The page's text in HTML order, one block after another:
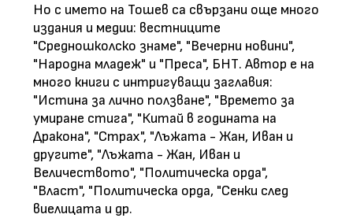
Но с името на Тошев са свързани още много
издания и медии: вестниците
"Средношколско знаме", "Вечерни новини",
"Народна младеж" и "Преса", БНТ. Автор е на
много книги с интригуващи заглавия:
"Истина за лично ползване", "Времето за
умиране стига", "Китай в годината на
Дракона", "Страх", "Лъжата - Жан, Иван и
другите", "Лъжата - Жан, Иван и
Величеството", "Политическа орда",
"Власт", "Политическа орда, "Сенки след
виелицата и др.